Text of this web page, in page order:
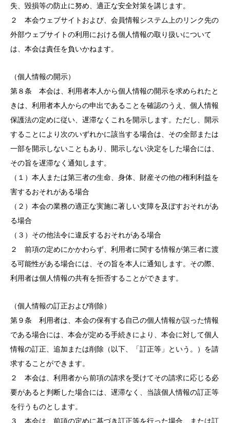
失、毀損等の防止に努め、適正な安全対策を講じます。
２ 本会ウェブサイトおよび、会員情報システム上のリンク先の
外部ウェブサイトの利用における個人情報の取り扱いについて
は、本会は責任を負いかねます。
（個人情報の開示）
第８条 本会は、利用者本人から個人情報の開示を求められたと
きは、利用者本人からの申出であることを確認のうえ、個人情報
保護法の定めに従い、遅滞なくこれを開示します。ただし、開示
することにより次のいずれかに該当する場合は、その全部または
一部を開示しないこともあり、開示しない決定をした場合には、
その旨を遅滞なく通知します。
（１）本人または第三者の生命、身体、財産その他の権利利益を
害するおそれがある場合
（２）本会の業務の適正な実施に著しい支障を及ぼすおそれがあ
る場合
（３）その他法令に違反するおそれがある場合
２ 前項の定めにかかわらず、利用者に関する情報が第三者に渡
る可能性がある場合には、その旨を本人に通知します。その際、
利用者は個人情報の共有を拒否することができます。
（個人情報の訂正および削除）
第９条 利用者は、本会の保有する自己の個人情報が誤った情報
である場合には、本会が定める手続きにより、本会に対して個人
情報の訂正、追加または削除（以下、「訂正等」という。）を請
求することができます。
２ 本会は、利用者から前項の請求を受けてその請求に応じる必
要があると判断した場合には、遅滞なく、当該個人情報の訂正等
を行うものとします。
３ 本会は、前項の定めに基づき訂正等を行った場合、または訂